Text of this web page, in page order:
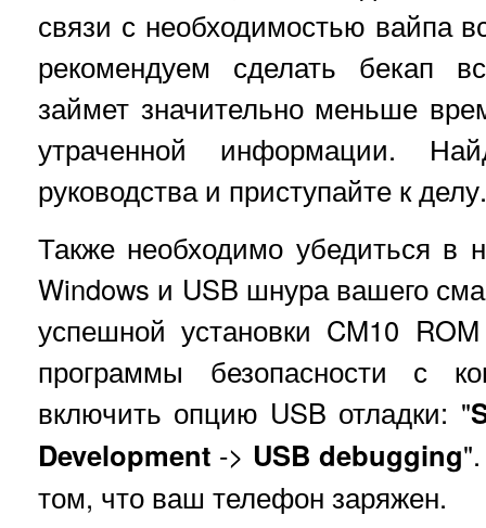
связи с необходимостью вайпа
рекомендуем сделать бекап
займет значительно меньше
утраченной информации.
руководства и приступайте к делу.
Также необходимо убедиться
Windows и USB шнура вашего
успешной установки CM10
программы безопасности с
включить опцию USB отладки: "
Development -> USB debugging
том, что ваш телефон заряжен.